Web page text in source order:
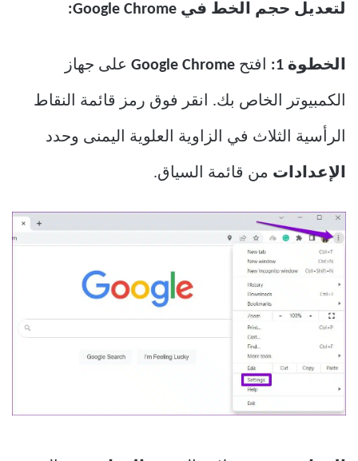
لتعديل حجم الخط في Google Chrome:
الخطوة 1: افتح Google Chrome على جهاز
الكمبيوتر الخاص بك. انقر فوق رمز قائمة النقاط
الرأسية الثلاث في الزاوية العلوية اليمنى وحدد
الإعدادات من قائمة السياق.